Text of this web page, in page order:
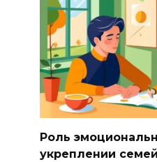
Роль
укреплении